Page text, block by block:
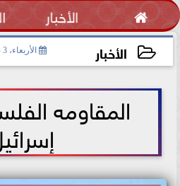
 الأخبار
الأخبار الأربعاء، 3 سبتمبر 2025
المقاومه